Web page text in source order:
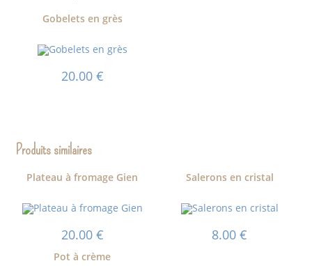
Gobelets en grès
20.00 €
Produits similaires
Plateau à fromage Gien
20.00 €
Salerons en cristal
8.00€
Pot à crème